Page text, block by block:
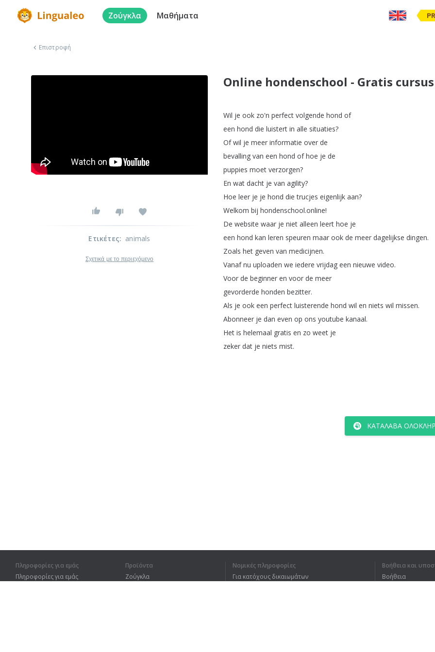
Ζούγκλα Μαθήματα
Επιστροφή
Online hondenschool - Gratis
Wil je ook zo'n perfect volgende hond of
een hond die luistert in alle situaties?
Of wil je meer informatie over de
bevalling van een hond of hoe je de
puppies moet verzorgen?
En wat dacht je van agility?
Hoe leer je je hond die trucjes eigenlijk aan?
Welkom bij hondenschool.online!
De website waar je niet alleen leert hoe je
een hond kan leren speuren maar ook de meer dagelijkse dingen.
Zoals het geven van medicijnen.
Vanaf nu uploaden we iedere vrijdag een nieuwe video.
Voor de beginner en voor de meer
gevorderde honden bezitter.
Als je ook een perfect luisterende hond wil en niets wil missen.
Abonneer je dan even op ons youtube kanaal.
Het is helemaal gratis en zo weet je
zeker dat je niets mist.
ΚΑΤΆΛΑΒΑ
Ετικέτες: animals
Σχετικά με το περιεχόμενο
Πληροφορίες για εμάς
Πληροφορίες για εμάς
Προϊόντα
Ζούγκλα
Νομικές πληροφορίες
Για κατόχους δικαιωμάτων
Βοήθεια και
Βοήθεια